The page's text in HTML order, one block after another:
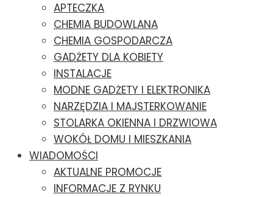
APTECZKA
CHEMIA BUDOWLANA
CHEMIA GOSPODARCZA
GADŻETY DLA KOBIETY
INSTALACJE
MODNE GADŻETY I ELEKTRONIKA
NARZĘDZIA I MAJSTERKOWANIE
STOLARKA OKIENNA I DRZWIOWA
WOKÓŁ DOMU I MIESZKANIA
WIADOMOŚCI
AKTUALNE PROMOCJE
INFORMACJE Z RYNKU